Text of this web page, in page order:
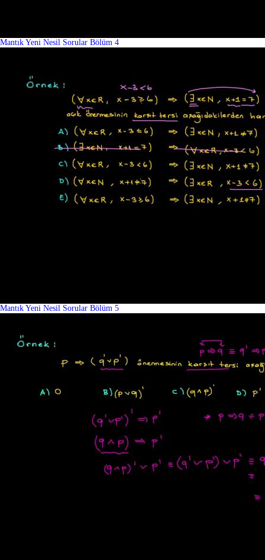
Mantık Yeni Nesil Sorular Bölüm 4
Mantık Yeni Nesil Sorular Bölüm 5